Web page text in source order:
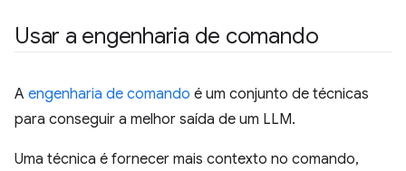
Usar a engenharia de comando
A engenharia de comando é um conjunto de técnicas
para conseguir a melhor saída de um LLM.
Uma técnica é fornecer mais contexto no comando,